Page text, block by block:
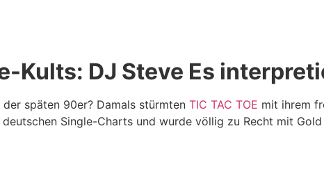
Kults: DJ Steve Es
späten 90er? Damals stürmten TIC TAC TOE mit ihrem
Single-Charts und wurde völlig zu Recht mit